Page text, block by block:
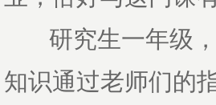
研究生一年级，
知识通过老师们的